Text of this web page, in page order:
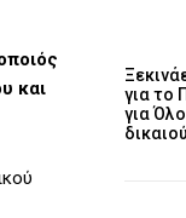
και
για το
για